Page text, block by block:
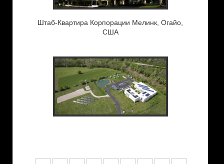
Штаб-Квартира Корпорации Мелинк, Огайо,
США